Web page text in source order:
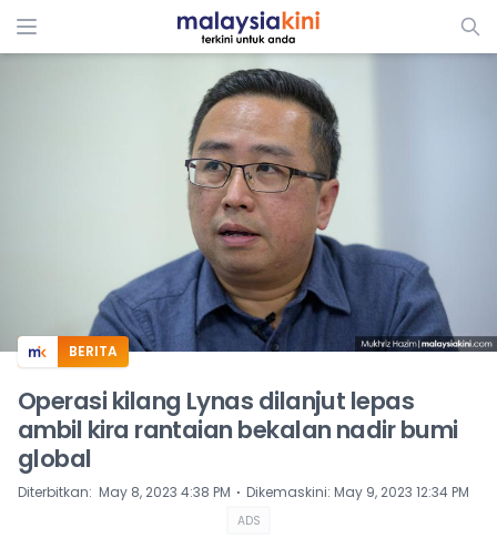
ADS
BERITA
Operasi kilang Lynas dilanjut lepas
ambil kira rantaian bekalan nadir bumi
global
Diterbitkan: May 8, 2023 4:38 PM ⋅ Dikemaskini: May 9, 2023 12:34 PM
ADS